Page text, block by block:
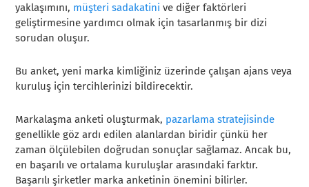
yaklaşımını, müşteri sadakatini ve diğer faktörleri
geliştirmesine yardımcı olmak için tasarlanmış bir dizi
sorudan oluşur.
Bu anket, yeni marka kimliğiniz üzerinde çalışan ajans veya
kuruluş için tercihlerinizi bildirecektir.
Markalaşma anketi oluşturmak, pazarlama stratejisinde
genellikle göz ardı edilen alanlardan biridir çünkü her
zaman ölçülebilen doğrudan sonuçlar sağlamaz. Ancak bu,
en başarılı ve ortalama kuruluşlar arasındaki farktır.
Başarılı şirketler marka anketinin önemini bilirler.